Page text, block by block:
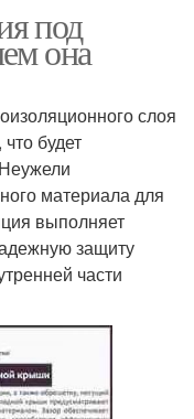
под
она
слоя
будет
материала для
выполняет
защиту
части